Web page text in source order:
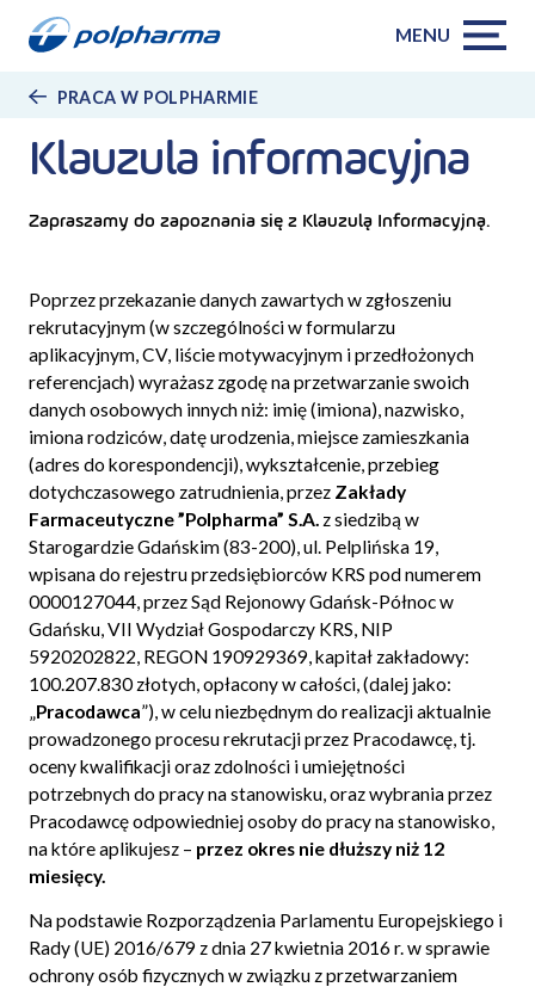
MENU
PRACA W POLPHARMIE
Klauzula informacyjna
Zapraszamy do zapoznania się z Klauzulą Informacyjną.
Poprzez przekazanie danych zawartych w zgłoszeniu
rekrutacyjnym (w szczególności w formularzu
aplikacyjnym, CV, liście motywacyjnym i przedłożonych
referencjach) wyrażasz zgodę na przetwarzanie swoich
danych osobowych innych niż: imię (imiona), nazwisko,
imiona rodziców, datę urodzenia, miejsce zamieszkania
(adres do korespondencji), wykształcenie, przebieg
dotychczasowego zatrudnienia, przez Zakłady
Farmaceutyczne ”Polpharma” S.A. z siedzibą w
Starogardzie Gdańskim (83-200), ul. Pelplińska 19,
wpisana do rejestru przedsiębiorców KRS pod numerem
0000127044, przez Sąd Rejonowy Gdańsk-Północ w
Gdańsku, VII Wydział Gospodarczy KRS, NIP
5920202822, REGON 190929369, kapitał zakładowy:
100.207.830 złotych, opłacony w całości, (dalej jako:
Pracodawca”), w celu niezbędnym do realizacji aktualnie
prowadzonego procesu rekrutacji przez Pracodawcę, tj.
oceny kwalifikacji oraz zdolności i umiejętności
potrzebnych do pracy na stanowisku, oraz wybrania przez
Pracodawcę odpowiedniej osoby do pracy na stanowisko,
na które aplikujesz – przez okres nie dłuższy niż 12
miesięcy.
Na podstawie Rozporządzenia Parlamentu Europejskiego i
Rady (UE) 2016/679 z dnia 27 kwietnia 2016 r. w sprawie
ochrony osób fizycznych w związku z przetwarzaniem